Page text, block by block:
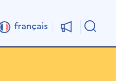
français Sök